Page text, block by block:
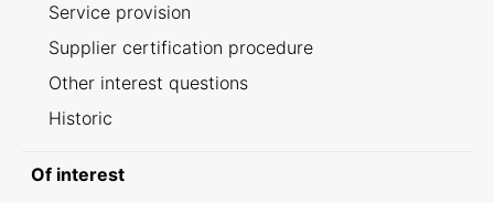
Service provision
Supplier certification procedure
Other interest questions
Historic
Of interest